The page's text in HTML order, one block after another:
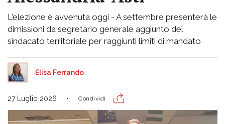
L'elezione è avvenuta oggi - A settembre presenterà le
dimissioni da segretario generale aggiunto del
sindacato territoriale per raggiunti limiti di mandato
Elisa Ferrando
27 Luglio 2026 Condividi